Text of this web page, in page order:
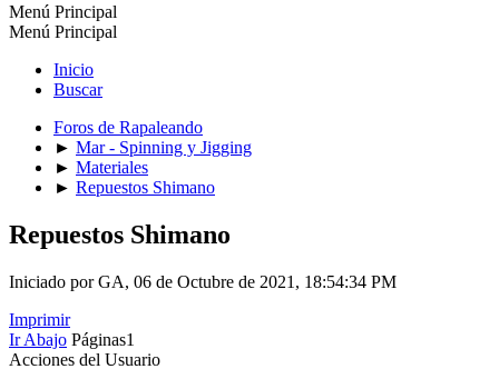
Menú Principal
Menú Principal
Inicio
Buscar
Foros de Rapaleando
► Mar - Spinning y Jigging
► Materiales
► Repuestos Shimano
Repuestos Shimano
Iniciado por GA, 06 de Octubre de 2021, 18:54:34 PM
Imprimir
Ir Abajo Páginas1
Acciones del Usuario